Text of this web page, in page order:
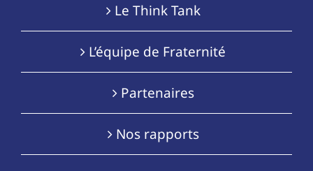
Le Think Tank
L’équipe de Fraternité
Partenaires
Nos rapports